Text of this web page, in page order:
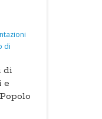
di
e